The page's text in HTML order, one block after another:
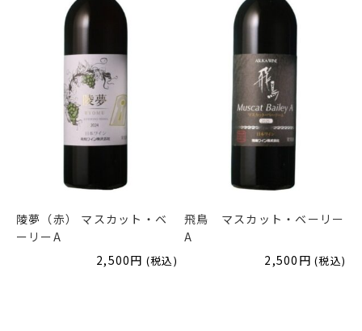
陵夢（赤） マスカット・ベ
ーリーA
2,500円 (税込)
飛鳥 マスカット・ベーリー
A
2,500 円 (税込)